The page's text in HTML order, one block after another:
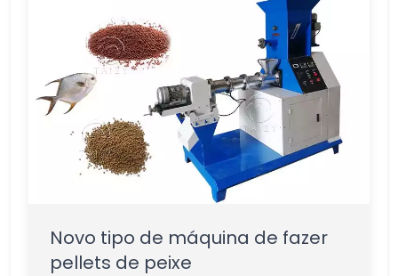
Novo tipo de máquina de fazer
pellets de peixe